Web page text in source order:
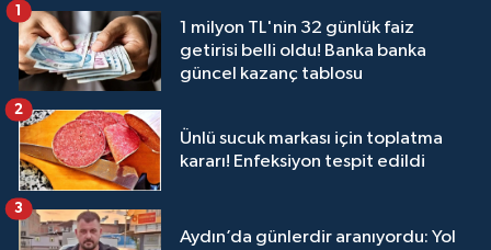
1 milyon TL'nin 32 günlük faiz
getirisi belli oldu! Banka banka
güncel kazanç tablosu
1
Ünlü sucuk markası için toplatma
kararı! Enfeksiyon tespit edildi
2
Aydın’da günlerdir aranıyordu: Yol
3